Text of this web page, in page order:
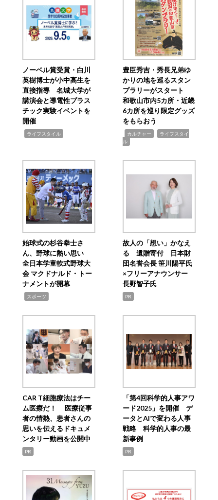
ノーベル賞受賞・白川
英樹博士が小中高生を
直接指導 名城大学が
講演会と導電性プラス
チック実験イベントを
開催
ライフスタイル
豊臣秀吉・秀長兄弟ゆ
かりの地を巡るスタン
プラリーがスタート
和歌山市内5カ所・近畿
6カ所を巡り限定グッズ
をもらおう
カルチャー
ライフスタイ
ル
始球式の杉谷拳士さ
ん、野球に熱い思い
全日本学童軟式野球大
会 マクドナルド・トー
ナメントが開幕
スポーツ
故人の「想い」かなえ
る 遺贈寄付 日本財
団名誉会長 笹川陽平氏
×フリーアナウンサー
長野智子氏
PR
CAR T細胞療法はチー
ム医療だ！ 医療従事
者の情熱、患者さんの
思いを伝えるドキュメ
ンタリー動画を公開中
PR
「第4回科学的人事アワ
ード2025」を開催 デ
ータとAIで変わる人事
戦略 科学的人事の最
新事例
PR